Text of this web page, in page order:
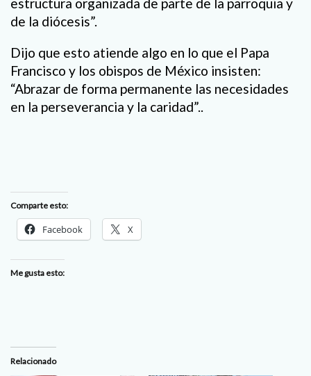
de la diócesis”.
Dijo que esto atiende algo en lo que el Papa
Francisco y los obispos de México insisten:
“Abrazar de forma permanente las necesidades
en la perseverancia y la caridad”..
Comparte esto:
Facebook X
Me gusta esto:
Relacionado